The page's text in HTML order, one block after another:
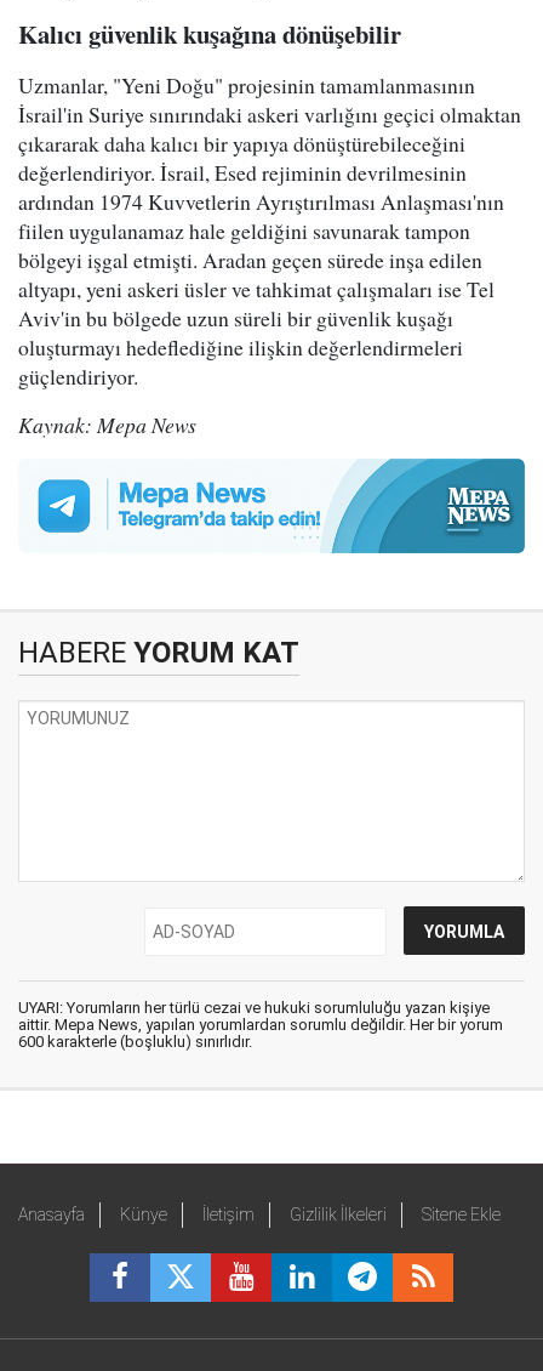
Kalıcı güvenlik kuşağına dönüşebilir
Uzmanlar, "Yeni Doğu" projesinin tamamlanmasının
İsrail'in Suriye sınırındaki askeri varlığını geçici olmaktan
çıkararak daha kalıcı bir yapıya dönüştürebileceğini
değerlendiriyor. İsrail, Esed rejiminin devrilmesinin
ardından 1974 Kuvvetlerin Ayrıştırılması Anlaşması'nın
fiilen uygulanamaz hale geldiğini savunarak tampon
bölgeyi işgal etmişti. Aradan geçen sürede inşa edilen
altyapı, yeni askeri üsler ve tahkimat çalışmaları ise Tel
Aviv'in bu bölgede uzun süreli bir güvenlik kuşağı
oluşturmayı hedeflediğine ilişkin değerlendirmeleri
güçlendiriyor.
Kaynak: Mepa News
HABERE YORUM KAT
UYARI: Yorumların her türlü cezai ve hukuki sorumluluğu yazan kişiye
aittir. Mepa News, yapılan yorumlardan sorumlu değildir. Her bir yorum
600 karakterle (boşluklu) sınırlıdır.
Anasayfa Künye İletişim Gizlilik İlkeleri Sitene Ekle